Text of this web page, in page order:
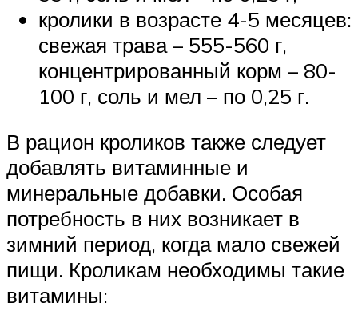
кролики в возрасте 4-5 месяцев:
свежая трава – 555-560 г,
концентрированный корм – 80-
100 г, соль и мел – по 0,25 г.
В рацион кроликов также следует
добавлять витаминные и
минеральные добавки. Особая
потребность в них возникает в
зимний период, когда мало свежей
пищи. Кроликам необходимы такие
витамины: